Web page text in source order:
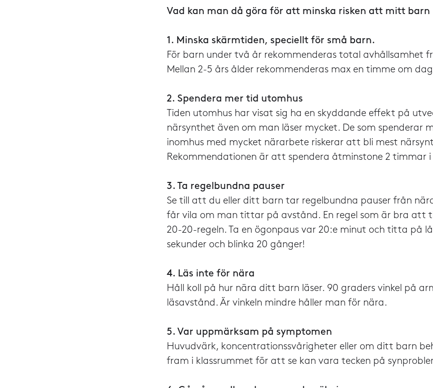
Vad kan man då göra för att minska risken att mitt barn
1. Minska skärmtiden, speciellt för små barn.
För barn under två år rekommenderas total avhållsamhet
Mellan 2-5 års ålder rekommenderas max en timme om
2. Spendera mer tid utomhus
Tiden utomhus har visat sig ha en skyddande effekt på
närsynthet även om man läser mycket. De som spenderar
inomhus med mycket närarbete riskerar att bli mest
Rekommendationen är att spendera åtminstone 2 timmar i
3. Ta regelbundna pauser
Se till att du eller ditt barn tar regelbundna pauser från
får vila om man tittar på avstånd. En regel som är bra att
20-20-regeln. Ta en ögonpaus var 20:e minut och titta på
sekunder och blinka 20 gånger!
4. Läs inte för nära
Håll koll på hur nära ditt barn läser. 90 graders vinkel på
läsavstånd. Är vinkeln mindre håller man för nära.
5. Var uppmärksam på symptomen
Huvudvärk, koncentrationssvårigheter eller om ditt barn
fram i klassrummet för att se kan vara tecken på